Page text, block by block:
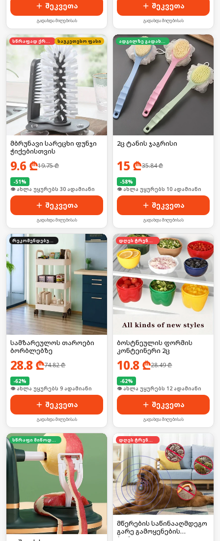
შეკვეთა
გადახდა მიღებისას
შეკვეთა
გადახდა მიღებისას
საუკეთესო ფასი
მბრუნავი სარეცხი ფუნჯი
ჭიქებისთვის
9.6 ₾19.75₾
-51%
🛒 ბოლო 24სთ-ში იყიდა 40-მა
შეკვეთა
გადახდა მიღებისას
2ც ტანის ჯაგრისი
15 ₾35.84₾
-58%
👁 ახლა უყურებს 10 ადამიანი
შეკვეთა
გადახდა მიღებისას
სამზარეულოს თაროები
ბორბლებზე
28.8 ₾74.82₾
-62%
🛒 ბოლო 24სთ-ში იყიდა 13-მა
შეკვეთა
გადახდა მიღებისას
ბოსტნეულის ფორმის
კონტეინერი 2ც
10.8 ₾28.49₾
-62%
🛒 ბოლო 24სთ-ში იყიდა 20-მა
შეკვეთა
გადახდა მიღებისას
მწერების საწინააღმდეგო
გარე გამოყენების
პორტატული